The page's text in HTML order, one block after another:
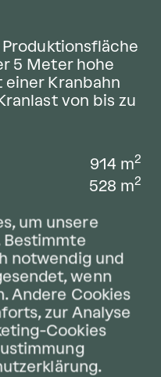
Produktionsfläche
5 Meter hohe
Kranbahn
von bis zu
914 m2
528 m2
1’500 kg/m
CHF 130.—
CHF 25.—
um unsere
Bestimmte
notwendig und
wenn
Andere Cookies
zur Analyse
Cookies